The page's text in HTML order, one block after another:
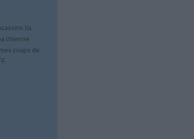
(la
chienne
coups de